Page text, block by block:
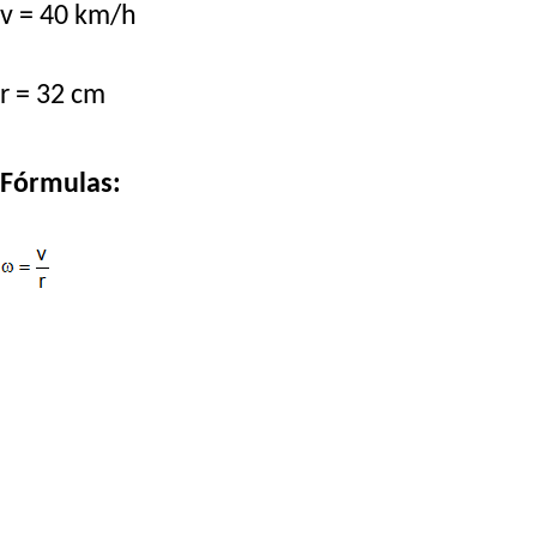
v = 40 km/h
r = 32 cm
Fórmulas: